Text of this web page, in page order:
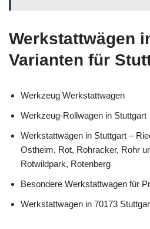
Werkstattwägen
Varianten für
Werkzeug Werkstattwagen
Werkzeug-Rollwagen in Stuttgart
Werkstattwägen in Stuttgart –
Ostheim, Rot, Rohracker, Rohr
Rotwildpark, Rotenberg
Besondere Werkstattwagen für
Werkstattwagen in 70173